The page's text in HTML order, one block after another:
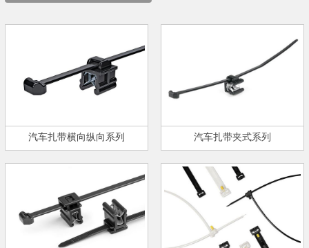
汽车扎带横向纵向系列 汽车扎带夹式系列